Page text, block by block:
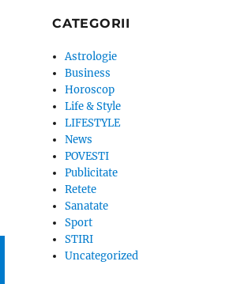
CATEGORII
Astrologie
Business
Horoscop
Life & Style
LIFESTYLE
News
POVESTI
Publicitate
Retete
Sanatate
Sport
STIRI
Uncategorized